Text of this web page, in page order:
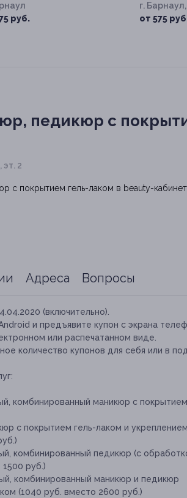
руб.
г.
от 575
педикюр с
2
Адреса Вопросы
(включительно).
и предъявите купон с экрана
или распечатанном виде.
количество купонов для себя или в
комбинированный маникюр с
с покрытием гель-лаком и укреплением
комбинированный педикюр (с
руб.)
комбинированный маникюр и педикюр
(1040 руб. вместо 2600 руб.)